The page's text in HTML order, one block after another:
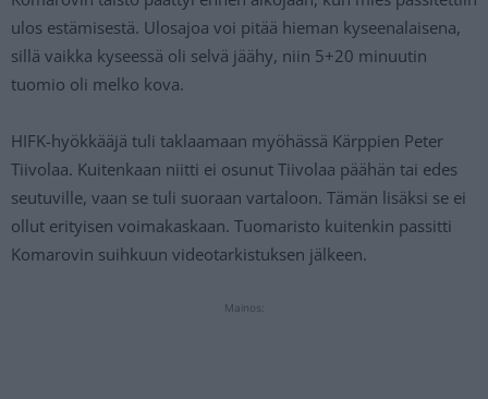
ulos estämisestä. Ulosajoa voi pitää hieman kyseenalaisena,
sillä vaikka kyseessä oli selvä jäähy, niin 5+20 minuutin
tuomio oli melko kova.
HIFK-hyökkääjä tuli taklaamaan myöhässä Kärppien Peter
Tiivolaa. Kuitenkaan niitti ei osunut Tiivolaa päähän tai edes
seutuville, vaan se tuli suoraan vartaloon. Tämän lisäksi se ei
ollut erityisen voimakaskaan. Tuomaristo kuitenkin passitti
Komarovin suihkuun videotarkistuksen jälkeen.
Mainos: